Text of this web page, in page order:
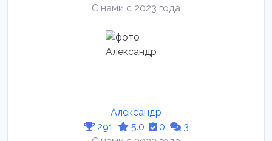
С нами с 2023 года
Александр
291
5.0 0
3